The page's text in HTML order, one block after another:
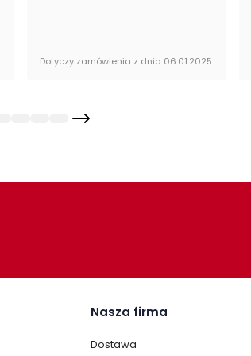
Dotyczy zamówienia z dnia 06.01.2025
Nasza firma
Dostawa